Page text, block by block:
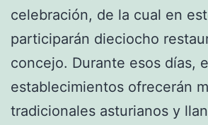
celebración, de la cual en
participarán dieciocho
concejo. Durante esos días,
establecimientos ofrecerán
tradicionales asturianos y